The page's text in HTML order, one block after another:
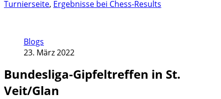
Turnierseite, Ergebnisse bei Chess-Results
Blogs
23. März 2022
Bundesliga-Gipfeltreffen in St.
Veit/Glan